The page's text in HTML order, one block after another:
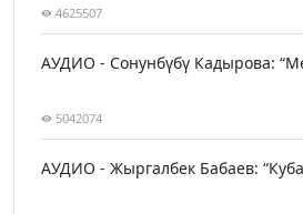
4625507
АУДИО - Сонунбүбү Кадырова:
5042074
АУДИО - Жыргалбек Бабаев: